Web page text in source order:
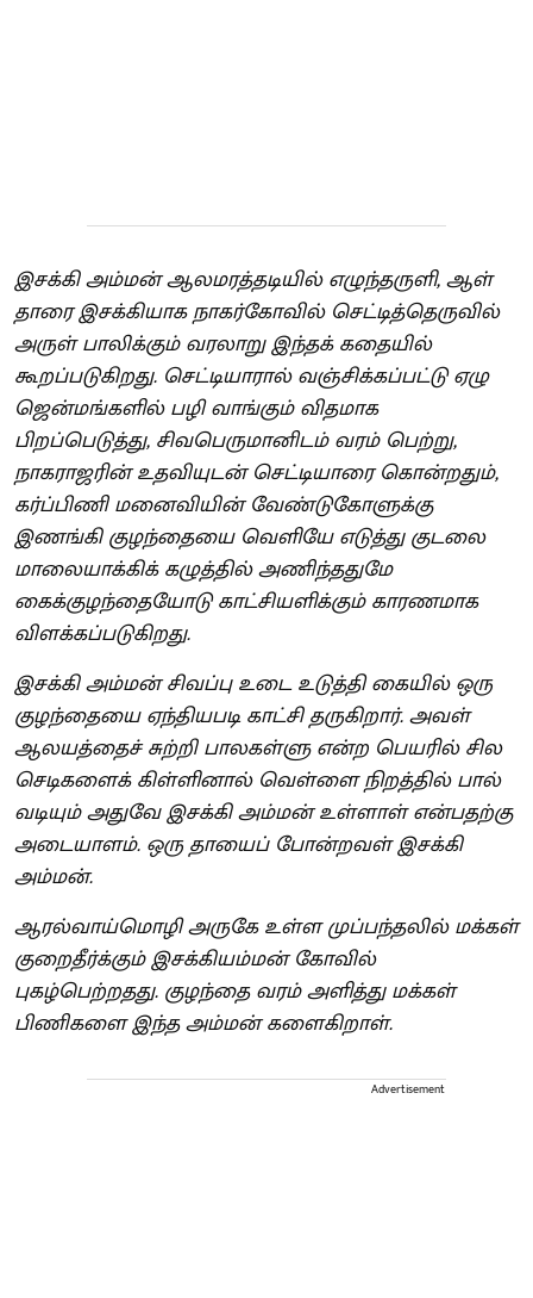
இசக்கி அம்மன் ஆலமரத்தடியில் எழுந்தருளி, ஆள்
தாரை இசக்கியாக நாகர்கோவில் செட்டித்தெருவில்
அருள் பாலிக்கும் வரலாறு இந்தக் கதையில்
கூறப்படுகிறது. செட்டியாரால் வஞ்சிக்கப்பட்டு ஏழு
ஜென்மங்களில் பழி வாங்கும் விதமாக
பிறப்பெடுத்து, சிவபெருமானிடம் வரம் பெற்று,
நாகராஜரின் உதவியுடன் செட்டியாரை கொன்றதும்,
கர்ப்பிணி மனைவியின் வேண்டுகோளுக்கு
இணங்கி குழந்தையை வெளியே எடுத்து குடலை
மாலையாக்கிக் கழுத்தில் அணிந்ததுமே
கைக்குழந்தையோடு காட்சியளிக்கும் காரணமாக
விளக்கப்படுகிறது.
இசக்கி அம்மன் சிவப்பு உடை உடுத்தி கையில் ஒரு
குழந்தையை ஏந்தியபடி காட்சி தருகிறார். அவள்
ஆலயத்தைச் சுற்றி பாலகள்ளு என்ற பெயரில் சில
செடிகளைக் கிள்ளினால் வெள்ளை நிறத்தில் பால்
வடியும்‌ அதுவே இசக்கி அம்மன் உள்ளாள் என்பதற்கு
அடையாளம். ஒரு தாயைப் போன்றவள் இசக்கி
அம்மன்.
ஆரல்வாய்மொழி அருகே உள்ள முப்பந்தலில் மக்கள்
குறைதீர்க்கும் இசக்கியம்மன் கோவில்
புகழ்பெற்றதது. குழந்தை வரம் அளித்து மக்கள்
பிணிகளை இந்த அம்மன் களைகிறாள்.
Advertisement